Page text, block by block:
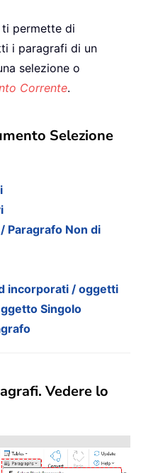
ti permette di
i paragrafi di un
selezione o
Corrente.
Selezione
Paragrafo Non di
incorporati / oggetti
Singolo
Vedere lo